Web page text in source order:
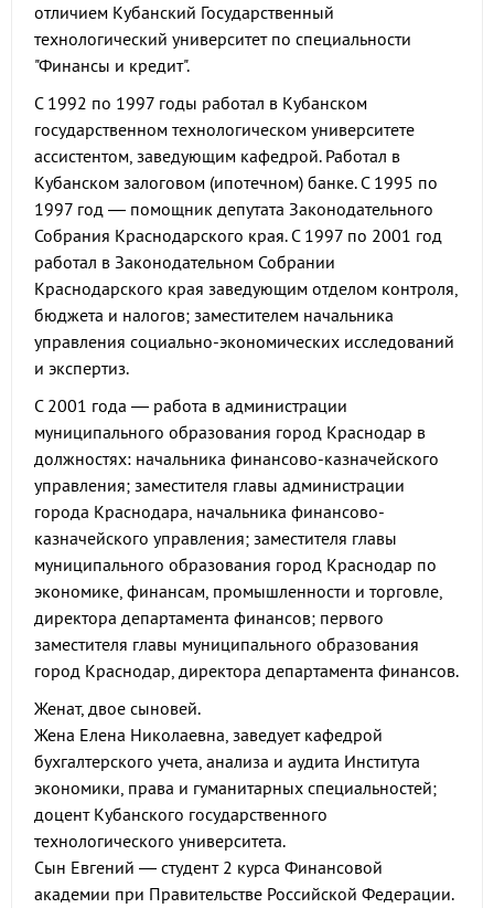
отличием Кубанский Государственный
технологический университет по специальности
"Финансы и кредит".
С 1992 по 1997 годы работал в Кубанском
государственном технологическом университете
ассистентом, заведующим кафедрой. Работал в
Кубанском залоговом (ипотечном) банке. С 1995 по
1997 год — помощник депутата Законодательного
Собрания Краснодарского края. С 1997 по 2001 год
работал в Законодательном Собрании
Краснодарского края заведующим отделом контроля,
бюджета и налогов; заместителем начальника
управления социально-экономических исследований
и экспертиз.
С 2001 года — работа в администрации
муниципального образования город Краснодар в
должностях: начальника финансово-казначейского
управления; заместителя главы администрации
города Краснодара, начальника финансово-
казначейского управления; заместителя главы
муниципального образования город Краснодар по
экономике, финансам, промышленности и торговле,
директора департамента финансов; первого
заместителя главы муниципального образования
город Краснодар, директора департамента финансов.
Женат, двое сыновей.
Жена Елена Николаевна, заведует кафедрой
бухгалтерского учета, анализа и аудита Института
экономики, права и гуманитарных специальностей;
доцент Кубанского государственного
технологического университета.
Сын Евгений — студент 2 курса Финансовой
академии при Правительстве Российской Федерации.